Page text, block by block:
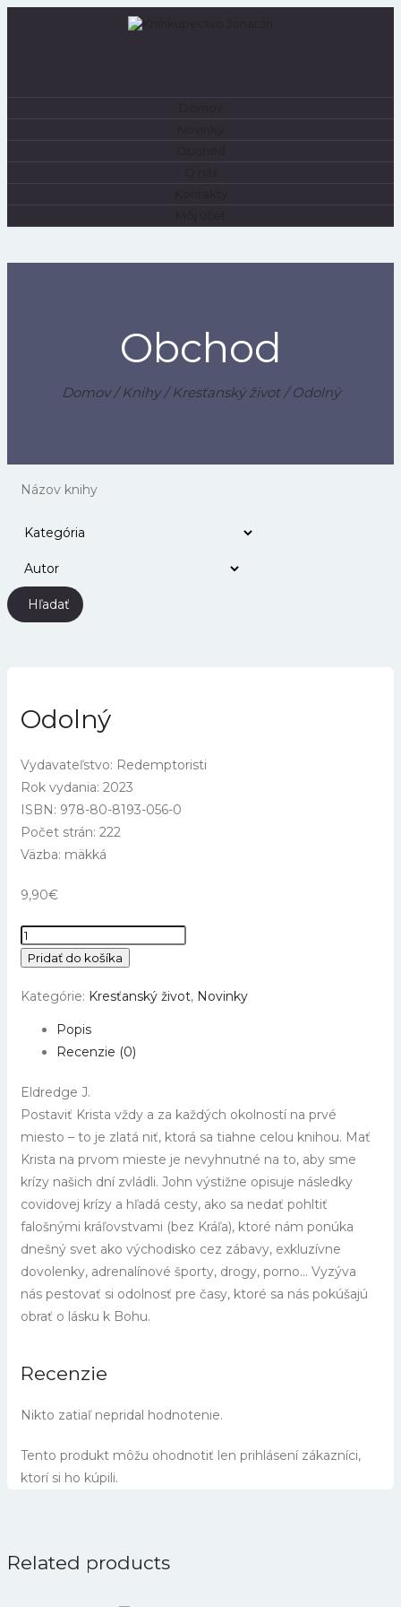
Obchod
Domov/Knihy/Kresťanský život/ Odolný
Hľadať
Odolný
Vydavateľstvo: Redemptoristi
Rok vydania: 2023
ISBN: 978-80-8193-056-0
Počet strán: 222
Väzba: mäkká
9,90€
množstvo
Odolný
Pridať do košíka
Kategórie: Kresťanský život, Novinky
Popis
Recenzie (0)
Eldredge J.
Postaviť Krista vždy a za každých okolností na prvé
miesto – to je zlatá niť, ktorá sa tiahne celou knihou. Mať
Krista na prvom mieste je nevyhnutné na to, aby sme
krízy našich dní zvládli. John výstižne opisuje následky
covidovej krízy a hľadá cesty, ako sa nedať pohltiť
falošnými kráľovstvami (bez Kráľa), ktoré nám ponúka
dnešný svet ako východisko cez zábavy, exkluzívne
dovolenky, adrenalínové športy, drogy, porno… Vyzýva
nás pestovať si odolnosť pre časy, ktoré sa nás pokúšajú
obrať o lásku k Bohu.
Recenzie
Nikto zatiaľ nepridal hodnotenie.
Tento produkt môžu ohodnotiť len prihlásení zákazníci,
ktorí si ho kúpili.
Related products